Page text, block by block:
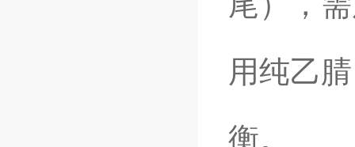
用纯乙
衡。